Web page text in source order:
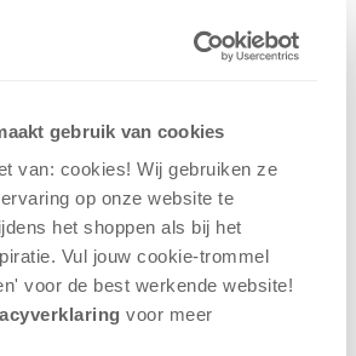
gebruik van cookies
van: cookies! Wij gebruiken ze
op onze website te
het shoppen als bij het
Vul jouw cookie-trommel
voor de best werkende website​!
voor meer
makkelijk te leren en heeft een
beetje geluk hebben en slim je
het hoort er allemaal bij en het
eenvoudig spel waar iedereen
Het devies van het spel is
je hand leegspelen. Zolang je